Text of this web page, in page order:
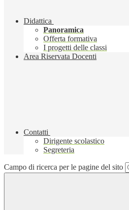
Didattica
Panoramica
Offerta formativa
I progetti delle classi
Area Riservata Docenti
Contatti
Dirigente scolastico
Segreteria
Campo di ricerca per le pagine del sito